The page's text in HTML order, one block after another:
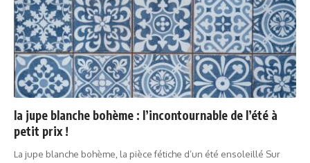
la jupe blanche bohème : l’incontournable de l’été à
petit prix !
La jupe blanche bohème, la pièce fétiche d’un été ensoleillé Sur